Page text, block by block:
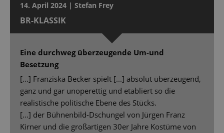
14. April 2024 | Stefan Frey
BR-KLASSIK
Eine durchweg überzeugende Um-und
Besetzung
[...] Franziska Becker spielt [...] absolut überzeugend,
ganz und gar unoperettig und etabliert so die
realistische politische Ebene des Stücks.
[...] der Bühnenbild-Dschungel von Jürgen Franz
Kirner und die großartigen 30er Jahre Kostüme von